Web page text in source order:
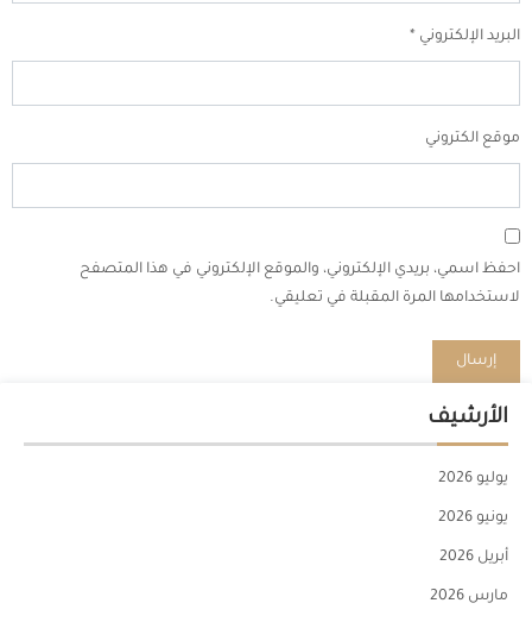
البريد الإلكتروني *
موقع الكتروني
احفظ اسمي، بريدي الإلكتروني، والموقع الإلكتروني في هذا المتصفح
لاستخدامها المرة المقبلة في تعليقي.
الأرشيف
يوليو 2026
يونيو 2026
أبريل 2026
مارس 2026